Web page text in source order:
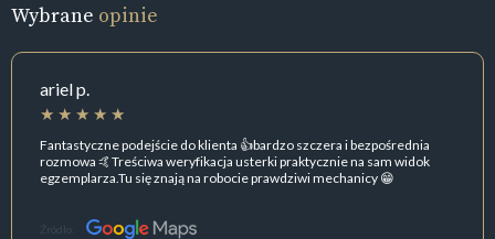
Wybrane opinie
ariel p.
Fantastyczne podejście do klienta 👍bardzo szczera i bezpośrednia
rozmowa 🤙Treściwa weryfikacja usterki praktycznie na sam widok
egzemplarza.Tu się znają na robocie prawdziwi mechanicy 😁
Źródło: